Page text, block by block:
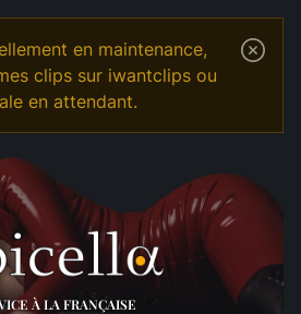
en maintenance,
clips sur iwantclips ou
en attendant.
À LA FRANÇAISE